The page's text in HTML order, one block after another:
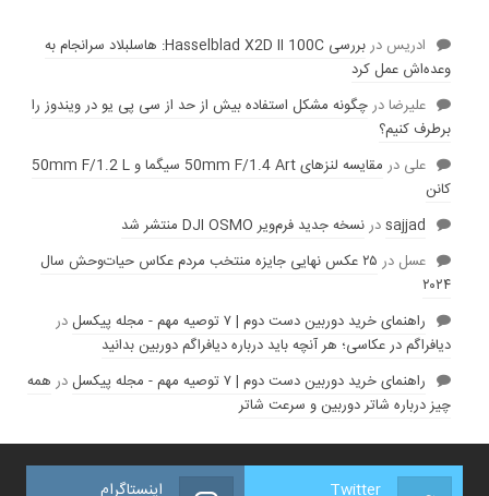
ادریس در
بررسی Hasselblad X2D II 100C: هاسلبلاد سرانجام به
وعده‌‌اش عمل کرد
عليرضادرچگونه مشکل استفاده بیش از حد از سی پی یو در ویندوز را
برطرف کنیم؟
علی در
مقایسه لنز‌های 50mm F/1.4 Art سیگما و 50mm F/1.2 L
کانن
sajjadدرنسخه جدید فرم‌ویر DJI OSMO منتشر شد
عسل در
۲۵ عکس نهایی جایزه منتخب مردم عکاس حیات‌وحش سال
۲۰۲۴
راهنمای خرید دوربین دست دوم | ۷ توصیه مهم - مجله پیکسل
در
دیافراگم در عکاسی؛ هر آنچه باید درباره دیافراگم دوربین بدانید
راهنمای خرید دوربین دست دوم | ۷ توصیه مهم - مجله پیکسل
در همه
چیز درباره شاتر دوربین و سرعت شاتر